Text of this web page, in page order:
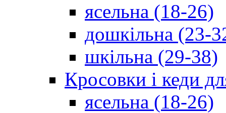
ясельна (18-26)
дошкільна (23-
шкільна (29-38)
Кросовки і кеди
ясельна (18-26)